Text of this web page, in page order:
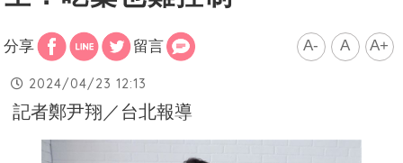
分享 留言 A- A A+
2024/04/23 12:13
記者鄭尹翔／台北報導